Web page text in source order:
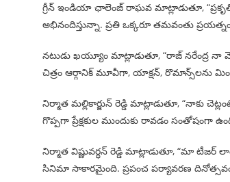
గ్రీన్ ఇండియా ఛాలెంజ్ రాఘవ మాట్లాడుతూ,
అభినందిస్తున్నా. ప్రతి ఒక్కరూ తమవంతు
నటుడు ఖయ్యూం మాట్లాడుతూ, “రాజ్ నరేంద్ర
చిత్రం ఆర్గానిక్ మూవీగా, యాక్షన్, రొమాన్స్‌లను
నిర్మాత మల్లికార్జున్ రెడ్డి మాట్లాడుతూ, “నాకు
గొప్పగా ప్రేక్షకుల ముందుకు రావడం సంతోషంగా
నిర్మాత విష్ణువర్ధన్ రెడ్డి మాట్లాడుతూ, “మా
సినిమా సాకారమైంది. ప్రపంచ పర్యావరణ దినోత్సవం